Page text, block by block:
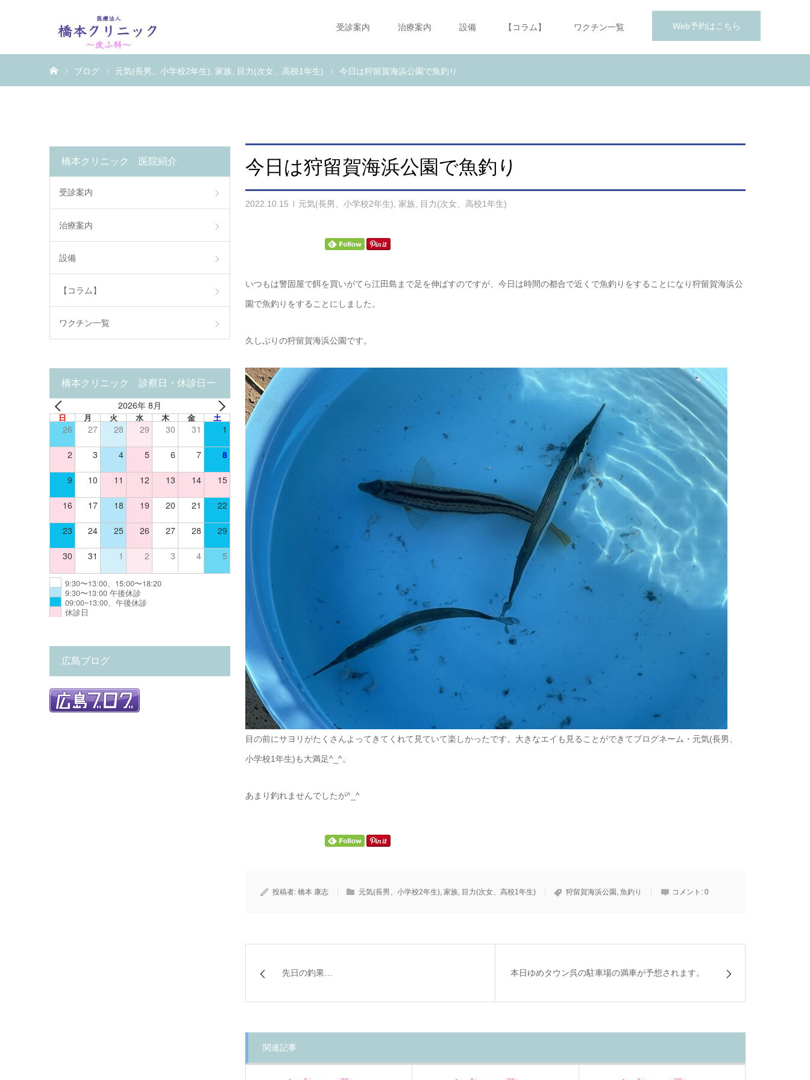
Web予約はこちら
受診案内 治療案内 設備 【コラム】 ワクチン一覧
ブログ 元気(長男、小学校2年生) 家族 目力(次女、高校1年生) 今日は狩留賀海浜公園で魚釣り
今日は狩留賀海浜公園で魚釣り
2022.10.15 元気(長男、小学校2年生) 家族 目力(次女、高校1年生)
いつもは警固屋で餌を買いがてら江田島まで足を伸ばすのですが、今日は時間の都合で近くで魚釣りをすることになり狩留賀海浜公
園で魚釣りをすることにしました。
久しぶりの狩留賀海浜公園です。
目の前にサヨリがたくさんよってきてくれて見ていて楽しかったです。大きなエイも見ることができてブログネーム・元気(長男、
小学校1年生)も大満足^_^。
あまり釣れませんでしたが^_^
投稿者: 橋本 康志 元気(長男、小学校2年生), 家族, 目力(次女、高校1年生) 狩留賀海浜公園 , 魚釣り コメント: 0
先日の釣果… 本日ゆめタウン呉の駐車場の満車が予想されます。
関連記事
橋本クリニック 医院紹介
受診案内
治療案内
設備
【コラム】
ワクチン一覧
橋本クリニック 診察日・休診日一
覧
2026年 8月
日 月 火 水 木 金 土
26 27 28 29 30 31 1
2 3 4 5 6 7 8
9 10 11 12 13 14 15
16 17 18 19 20 21 22
23 24 25 26 27 28 29
30 31 1 2 3 4 5
9:30〜13:00、15:00〜18:20
9:30〜13:00 午後休診
09:00~13:00、午後休診
休診日
広島ブログ